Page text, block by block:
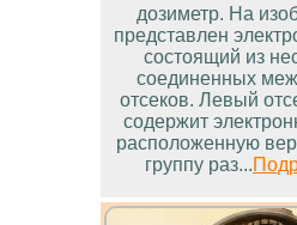
дозиметр. На
представлен
состоящий из
соединенных
отсеков. Левый
содержит
расположенную
группу раз...